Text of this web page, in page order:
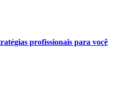
profissionais para você